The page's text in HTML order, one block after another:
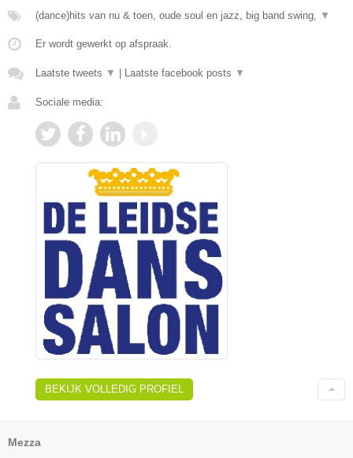
(dance)hits van nu & toen, oude soul en jazz, big band swing, ▼
Er wordt gewerkt op afspraak.
Laatste tweets ▼ Laatste facebook posts ▼
Sociale media:
BEKIJK VOLLEDIG PROFIEL
Mezza